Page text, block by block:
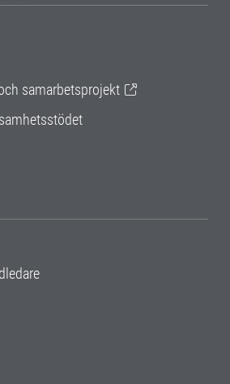
samarbetsprojekt